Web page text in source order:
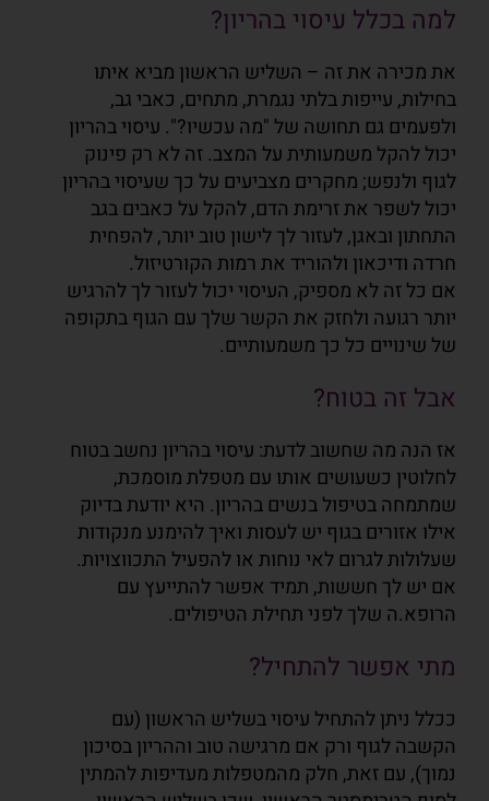
למה בכלל עיסוי בהריון?
את מכירה את זה – השליש הראשון מביא איתו
בחילות, עייפות בלתי נגמרת, מתחים, כאבי גב,
ולפעמים גם תחושה של "מה עכשיו?". עיסוי בהריון
יכול להקל משמעותית על המצב. זה לא רק פינוק
לגוף ולנפש; מחקרים מצביעים על כך שעיסוי בהריון
יכול לשפר את זרימת הדם, להקל על כאבים בגב
התחתון ובאגן,לעזור לך לישון טוב יותר, להפחית
חרדה ודיכאון ולהוריד את רמות הקורטיזול.
אם כל זה לא מספיק, העיסוי יכול לעזור לך להרגיש
יותר רגועה ולחזק את הקשר שלך עם הגוף בתקופה
של שינויים כל כך משמעותיים.
אבל זה בטוח?
אז הנה מה שחשוב לדעת: עיסוי בהריון נחשב בטוח
לחלוטין כשעושים אותו עם מטפלת מוסמכת,
שמתמחהבטיפול בנשים בהריון. היא יודעת בדיוק
אילו אזורים בגוף יש לעסות ואיך להימנע מנקודות
שעלולות לגרום לאי נוחות או להפעיל התכווצויות.
אם יש לך חששות, תמיד אפשר להתייעץ עם
הרופא.ה שלך לפני תחילת הטיפולים.
מתי אפשר להתחיל?
ככלל ניתן להתחיל עיסוי בשליש הראשון (עם
הקשבה לגוף ורק אם מרגישה טוב וההריון בסיכון
נמוך), עם זאת, חלק מהמטפלות מעדיפות להמתין